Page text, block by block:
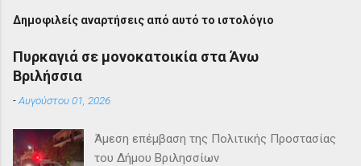
Δημοφιλείς αναρτήσεις από αυτό το ιστολόγιο
Πυρκαγιά σε μονοκατοικία στα Άνω
Βριλήσσια
-Αυγούστου 01, 2026
Άμεση επέμβαση της Πολιτικής Προστασίας
του Δήμου Βριλησσίων